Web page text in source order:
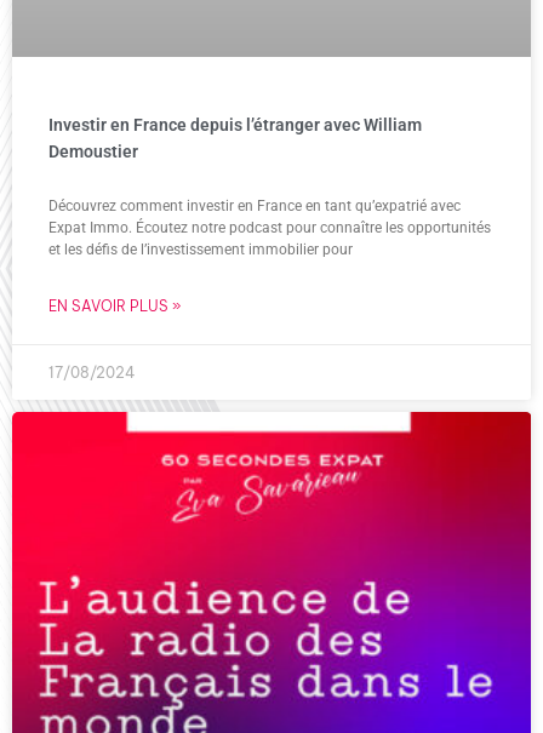
Investir en France depuis l’étranger avec William
Demoustier
Découvrez comment investir en France en tant qu’expatrié avec
Expat Immo. Écoutez notre podcast pour connaître les opportunités
et les défis de l’investissement immobilier pour
EN SAVOIR PLUS »
17/08/2024